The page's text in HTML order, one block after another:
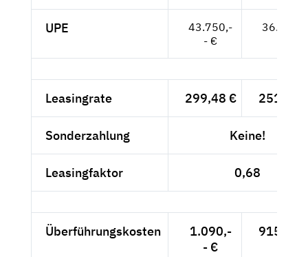
UPE
43.750,-
- €
36.765,-
Leasingrate 299,48 € 251,66
Sonderzahlung Keine!
Leasingfaktor 0,68
Überführungskosten
1.090,-
- €
915,97